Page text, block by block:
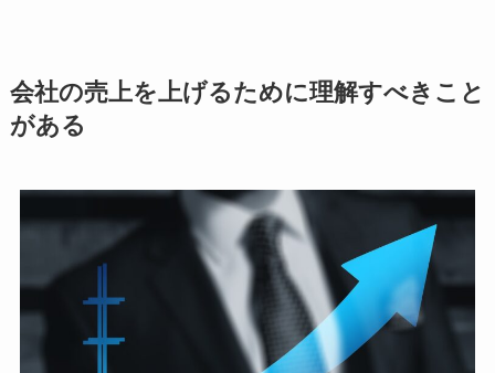
会社の売上を上げるために理解すべきこと
がある